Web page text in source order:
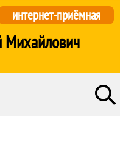
интернет-приёмная